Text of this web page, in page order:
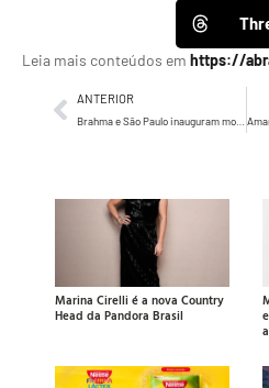
Leia mais conteúdos em https://
ANTERIOR
Marina Cirelli é a nova Country
Head da Pandora Brasil